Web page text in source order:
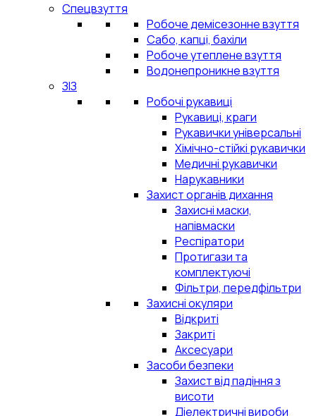
Спецвзуття
Робоче демісезонне взуття
Сабо, капці, бахіли
Робоче утеплене взуття
Водонепроникне взуття
ЗІЗ
Робочі рукавиці
Рукавиці, краги
Рукавички універсальні
Хімічно-стійкі рукавички
Медичні рукавички
Нарукавники
Захист органів дихання
Захисні маски,
напівмаски
Респіратори
Протигази та
комплектуючі
Фільтри, передфільтри
Захисні окуляри
Відкриті
Закриті
Аксесуари
Засоби безпеки
Захист від падіння з
висоти
Діелектричні вироби